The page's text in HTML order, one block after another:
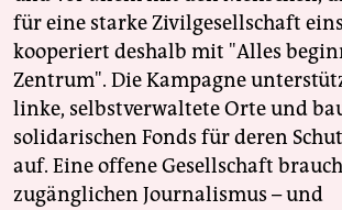
für eine starke Zivilgesellschaft
kooperiert deshalb mit "Alles
Zentrum". Die Kampagne
linke, selbstverwaltete Orte und
solidarischen Fonds für deren
auf. Eine offene Gesellschaft
zugänglichen Journalismus – und